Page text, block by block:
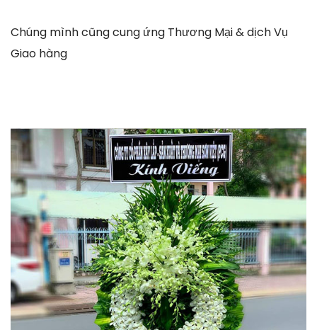
Chúng mình cũng cung ứng Thương Mại & dịch Vụ
Giao hàng